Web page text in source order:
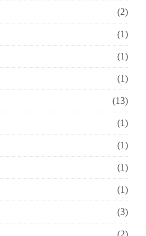
(2)
(1)
(1)
(1)
(13)
(1)
(1)
(1)
(1)
(3)
(2)